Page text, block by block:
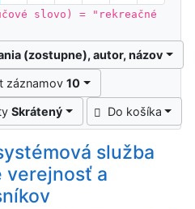
slovo) = "rekreačné
(zostupne), autor, názov
záznamov10
Skrátený Do košíka
služba
verejnosť a